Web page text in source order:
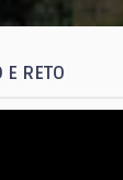
E RETO